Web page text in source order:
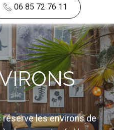
06 85 72 76 11
les environs de